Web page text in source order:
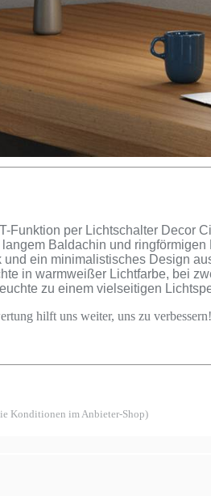
per Lichtschalter Decor
Baldachin und
ein minimalistisches Design
in warmweißer Lichtfarbe, bei
zu einem vielseitigen
hilft uns weiter, uns zu
Konditionen im Anbieter-Shop)